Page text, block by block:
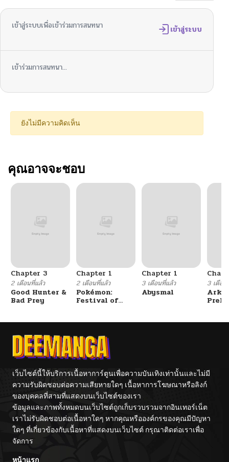
เข้าสู่ระบบเพื่อเข้าร่วมการสนทนา เข้าสู่ระบบ
เข้าร่วมการสนทนา...
ยังไม่มีความคิดเห็น
คุณอาจจะชอบ
Chapter 3
2 เดือนที่แล้ว
Good Hunter &
Bad Prey
Chapter 1
2 เดือนที่แล้ว
Pokémon:
Festival of
Chapter 1
3 เดือนที่แล้ว
Abysmal
3 เดือน
เว็บไซต์นี้ให้บริการเนื้อหาการ์ตูนเพื่อความบันเทิงเท่านั้นและไม่มี
ความรับผิดชอบต่อความเสียหายใดๆ เนื้อหาการโฆษณาหรือลิงก์
ของบุคคลที่สามที่แสดงบนเว็บไซต์ของเรา
ข้อมูลและภาพทั้งหมดบนเว็บไซต์ถูกเก็บรวบรวมจากอินเทอร์เน็ต
เราไม่รับผิดชอบต่อเนื้อหาใดๆ หากคุณหรือองค์กรของคุณมีปัญหา
ใดๆ ที่เกี่ยวข้องกับเนื้อหาที่แสดงบนเว็บไซต์ กรุณาติดต่อเราเพื่อ
จัดการ
หน้าแรก